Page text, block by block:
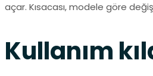
açar. Kısacası, modele göre
Kullanım